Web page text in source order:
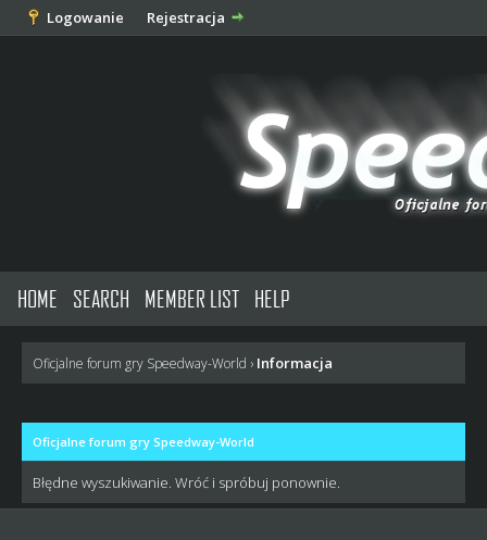
Logowanie Rejestracja
HOME SEARCH MEMBER LIST HELP
Oficjalne forum gry Speedway-World › Informacja
Oficjalne forum gry Speedway-World
Błędne wyszukiwanie. Wróć i spróbuj ponownie.